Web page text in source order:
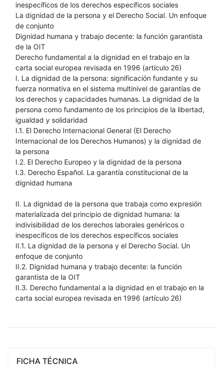
inespecíficos de los derechos específicos sociales
La dignidad de la persona y el Derecho Social. Un enfoque
de conjunto
Dignidad humana y trabajo decente: la función garantista
de la OIT
Derecho fundamental a la dignidad en el trabajo en la
carta social europea revisada en 1996 (artículo 26)
I. La dignidad de la persona: significación fundante y su
fuerza normativa en el sistema multinivel de garantías de
los derechos y capacidades humanas. La dignidad de la
persona como fundamento de los principios de la libertad,
igualdad y solidaridad
I.1. El Derecho Internacional General (El Derecho
Internacional de los Derechos Humanos) y la dignidad de
la persona
I.2. El Derecho Europeo y la dignidad de la persona
I.3. Derecho Español. La garantía constitucional de la
dignidad humana
II. La dignidad de la persona que trabaja como expresión
materializada del principio de dignidad humana: la
indivisibilidad de los derechos laborales genéricos o
inespecíficos de los derechos específicos sociales
II.1. La dignidad de la persona y el Derecho Social. Un
enfoque de conjunto
II.2. Dignidad humana y trabajo decente: la función
garantista de la OIT
II.3. Derecho fundamental a la dignidad en el trabajo en la
carta social europea revisada en 1996 (artículo 26)
FICHA TÉCNICA